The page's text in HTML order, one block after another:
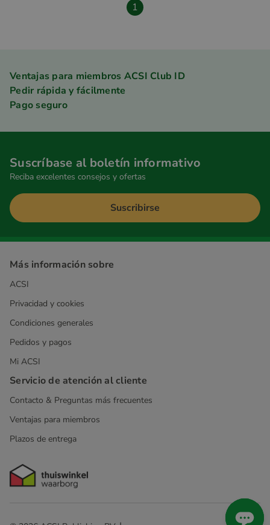
1
Ventajas para miembros ACSI Club ID
Pedir rápida y fácilmente
Pago seguro
Suscríbase al boletín informativo
Reciba excelentes consejos y ofertas
Suscribirse
Más información sobre
ACSI
Privacidad y cookies
Condiciones generales
Pedidos y pagos
Mi ACSI
Servicio de atención al cliente
Contacto & Preguntas más frecuentes
Ventajas para miembros
Plazos de entrega